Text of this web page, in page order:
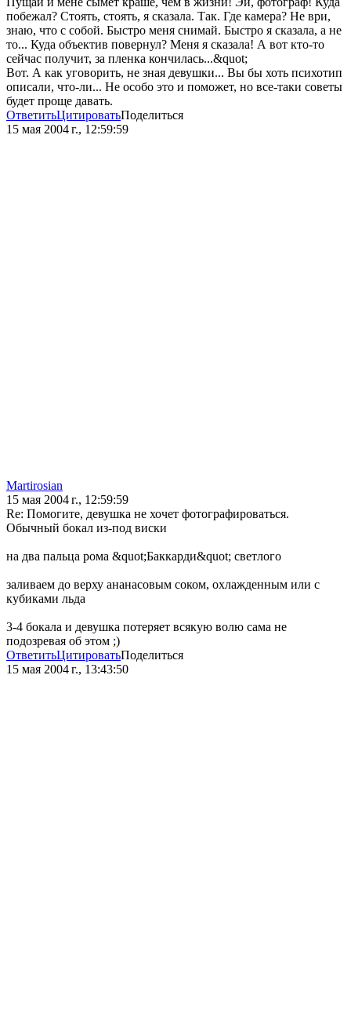
побежал? Стоять, стоять, я сказала. Так. Где камера? Не ври,
знаю, что с собой. Быстро меня снимай. Быстро я сказала, а не
то... Куда объектив повернул? Меня я сказала! А вот кто-то
сейчас получит, за пленка кончилась...&quot;
Вот. А как уговорить, не зная девушки... Вы бы хоть психотип
описали, что-ли... Не особо это и поможет, но все-таки советы
будет проще давать.
ОтветитьЦитироватьПоделиться
15 мая 2004 г., 12:59:59
Martirosian
15 мая 2004 г., 12:59:59
Re: Помогите, девушка не хочет фотографироваться.
Обычный бокал из-под виски
на два пальца рома &quot;Баккарди&quot; светлого
заливаем до верху ананасовым соком, охлажденным или с
кубиками льда
3-4 бокала и девушка потеряет всякую волю сама не
подозревая об этом ;)
ОтветитьЦитироватьПоделиться
15 мая 2004 г., 13:43:50